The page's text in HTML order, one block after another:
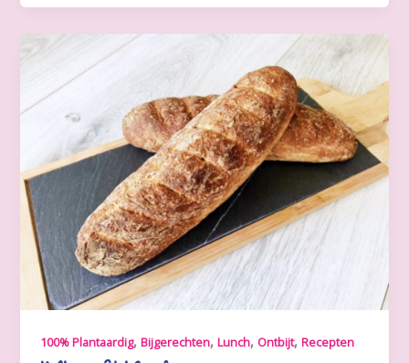
100% Plantaardig,Bijgerechten,Lunch, Ontbijt,Recepten